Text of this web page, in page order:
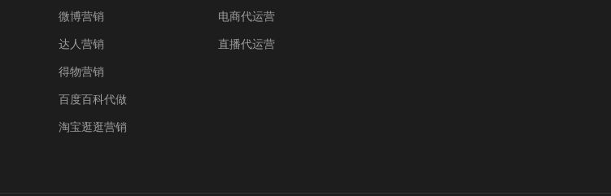
微博营销
达人营销
得物营销
百度百科代做
淘宝逛逛营销
电商代运营
直播代运营